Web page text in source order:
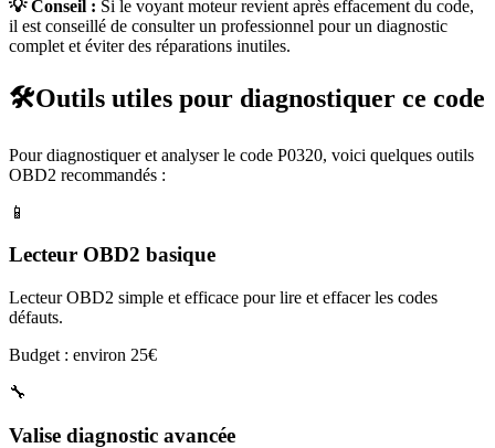
💡 Conseil : Si le voyant moteur revient après effacement du code,
il est conseillé de consulter un professionnel pour un diagnostic
complet et éviter des réparations inutiles.
🛠️Outils utiles pour diagnostiquer ce code
Pour diagnostiquer et analyser le code P0320, voici quelques outils
OBD2 recommandés :
📱
Lecteur OBD2 basique
Lecteur OBD2 simple et efficace pour lire et effacer les codes
défauts.
Budget : environ 25€
🔧
Valise diagnostic avancée